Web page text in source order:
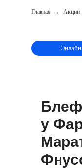
Главная → Акции
Онлайн
у